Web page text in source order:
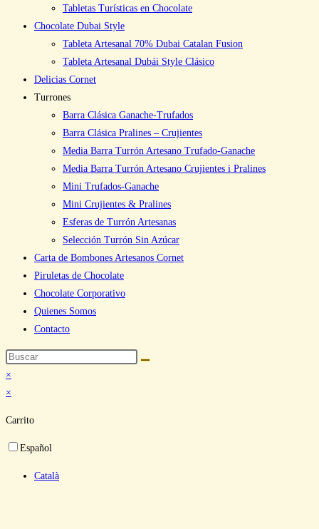
Tabletas Turísticas en Chocolate
Chocolate Dubai Style
Tableta Artesanal 70% Dubai Catalan Fusion
Tableta Artesanal Dubái Style Clásico
Delicias Cornet
Turrones
Barra Clásica Ganache-Trufados
Barra Clásica Pralines – Crujientes
Media Barra Turrón Artesano Trufado-Ganache
Media Barra Turrón Artesano Crujientes i Pralines
Mini Trufados-Ganache
Mini Crujientes & Pralines
Esferas de Turrón Artesanas
Selección Turrón Sin Azúcar
Carta de Bombones Artesanos Cornet
Piruletas de Chocolate
Chocolate Corporativo
Quienes Somos
Contacto
×
×
Carrito
Español
Català